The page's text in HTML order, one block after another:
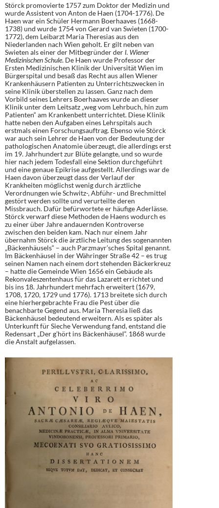
Störck promovierte 1757 zum Doktor der Medizin und
wurde Assistent von Anton de Haen (1704-1776). De
Haen war ein Schüler Hermann Boerhaaves (1668-
1738) und wurde 1754 von Gerard van Swieten (1700-
1772), dem Leibarzt Maria Theresias aus den
Niederlanden nach Wien geholt. Er gilt neben van
Swieten als einer der Mitbegründer der I. Wiener
Medizinischen Schule. De Haen wurde Professor der
Ersten Medizinischen Klinik der Universität Wien im
Bürgerspital und besaß das Recht aus allen Wiener
Krankenhäusern Patienten zu Unterrichtszwecken in
seine Klinik überstellen zu lassen. Ganz nach dem
Vorbild seines Lehrers Boerhaaves wurde an dieser
Klinik unter dem Leitsatz „weg vom Lehrbuch, hin zum
Patienten“ am Krankenbett unterrichtet. Diese Klinik
hatte neben den Aufgaben eines Lehrspitals auch
erstmals einen Forschungsauftrag. Ebenso wie Störck
war auch sein Lehrer de Haen von der Bedeutung der
pathologischen Anatomie überzeugt, die allerdings erst
im 19. Jahrhundert zur Blüte gelangte, und so wurde
hier nach jedem Todesfall eine Sektion durchgeführt
und eine genaue Epikrise aufgestellt. Allerdings war de
Haen davon überzeugt dass der Verlauf der
Krankheiten möglichst wenig durch ärztliche
Verordnungen wie Schwitz-, Abführ- und Brechmittel
gestört werden sollte und verurteilte deren
Missbrauch. Dafür befürwortete er häufige Aderlässe.
Störck verwarf diese Methoden de Haens wodurch es
zu einer über Jahre andauernden Kontroverse
zwischen den beiden kam. Nach nur einem Jahr
übernahm Störck die ärztliche Leitung des sogenannten
„Bäckenhäusels“ – auch Parzmayr’sches Spital genannt.
Im Bäckenhäusel in der Währinger Straße 42 – es trug
seinen Namen nach einem dort stehenden Bäckerkreuz
– hatte die Gemeinde Wien 1656 ein Gebäude als
Rekonvaleszentenhaus für das Lazarett errichtet und
bis ins 18. Jahrhundert mehrfach erweitert (1679,
1708, 1720, 1729 und 1776). 1713 breitete sich durch
eine hierhergebrachte Frau die Pest über die
benachbarte Gegend aus. Maria Theresia ließ das
Bäckenhäusel bedeutend erweitern. Als es später als
Unterkunft für Sieche Verwendung fand, entstand die
Redensart „Der g’hört ins Bäckenhäusel“. 1868 wurde
die Anstalt aufgelassen.